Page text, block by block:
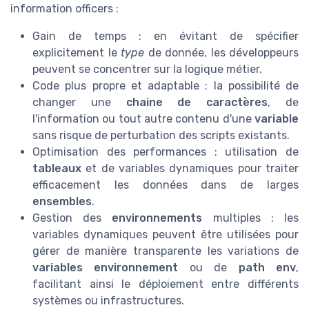
information officers :
Gain de temps : en évitant de spécifier
explicitement le type de donnée, les développeurs
peuvent se concentrer sur la logique métier.
Code plus propre et adaptable : la possibilité de
changer une chaine de caractères, de
l'information ou tout autre contenu d'une variable
sans risque de perturbation des scripts existants.
Optimisation des performances : utilisation de
tableaux et de variables dynamiques pour traiter
efficacement les données dans de larges
ensembles.
Gestion des environnements multiples : les
variables dynamiques peuvent être utilisées pour
gérer de manière transparente les variations de
variables environnement ou de path env,
facilitant ainsi le déploiement entre différents
systèmes ou infrastructures.